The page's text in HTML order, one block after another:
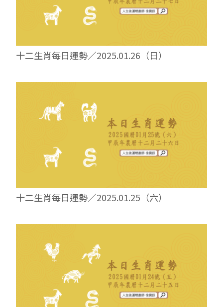
十二生肖每日運勢／2025.01.26（日）
十二生肖每日運勢／2025.01.25（六）